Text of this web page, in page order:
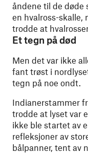
åndene til de døde
en hvalross-skalle,
trodde at
Et tegn på død
Men det var ikke
fant trøst i
tegn på noe ondt.
Indianerstammer
trodde at lyset var
ikke ble startet av
refleksjoner av
bålpanner, tent av